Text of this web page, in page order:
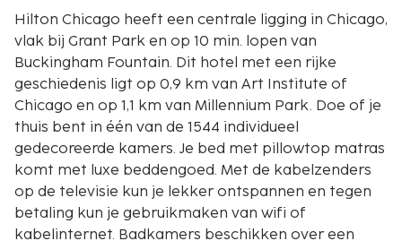
Hilton Chicago heeft een centrale ligging in Chicago,
vlak bij Grant Park en op 10 min. lopen van
Buckingham Fountain. Dit hotel met een rijke
geschiedenis ligt op 0,9 km van Art Institute of
Chicago en op 1,1 km van Millennium Park. Doe of je
thuis bent in één van de 1544 individueel
gedecoreerde kamers. Je bed met pillowtop matras
komt met luxe beddengoed. Met de kabelzenders
op de televisie kun je lekker ontspannen en tegen
betaling kun je gebruikmaken van wifi of
kabelinternet. Badkamers beschikken over een